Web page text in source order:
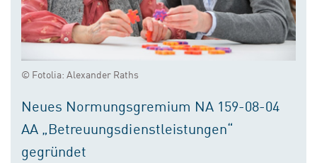
© Fotolia: Alexander Raths
Neues Normungsgremium NA 159-08-04
AA „Betreuungsdienstleistungen“
gegründet